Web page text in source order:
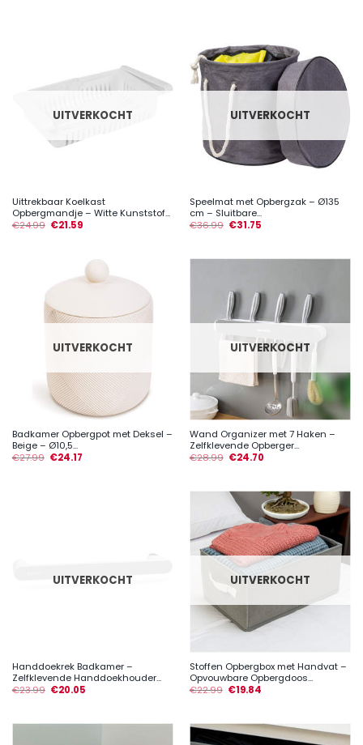
UITVERKOCHT
Uittrekbaar Koelkast
Opbergmandje – Witte Kunststof...
€24.99 €21.59
UITVERKOCHT
Speelmat met Opbergzak – Ø135
cm – Sluitbare...
€36.99 €31.75
UITVERKOCHT
Badkamer Opbergpot met Deksel –
Beige – Ø10,5...
€27.99 €24.17
UITVERKOCHT
Wand Organizer met 7 Haken –
Zelfklevende Opberger...
€28.99 €24.70
UITVERKOCHT
Handdoekrek Badkamer –
Zelfklevende Handdoekhouder...
€23.99 €20.05
UITVERKOCHT
Stoffen Opbergbox met Handvat –
Opvouwbare Opbergdoos...
€22.99 €19.84